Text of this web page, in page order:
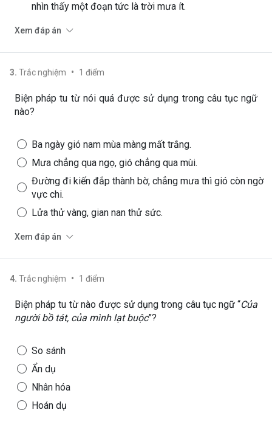
nhìn thấy một đoạn tức là trời mưa ít.
Xem đáp án
3. Trắc nghiệm • 1 điểm
Biện pháp tu từ nói quá được sử dụng trong câu tục ngữ
nào?
Ba ngày gió nam mùa màng mất trắng.
Mưa chẳng qua ngọ, gió chẳng qua mùi.
Đường đi kiến đắp thành bờ, chẳng mưa thì gió còn ngờ
vực chi.
Lửa thử vàng, gian nan thử sức.
Xem đáp án
4. Trắc nghiệm • 1 điểm
Biện pháp tu từ nào được sử dụng trong câu tục ngữ “Của
người bồ tát, của mình lạt buộc”?
So sánh
Ẩn dụ
Nhân hóa
Hoán dụ